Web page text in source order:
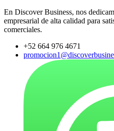
En Discover Business, nos
empresarial de alta calidad para
comerciales.
+52 664 976 4671